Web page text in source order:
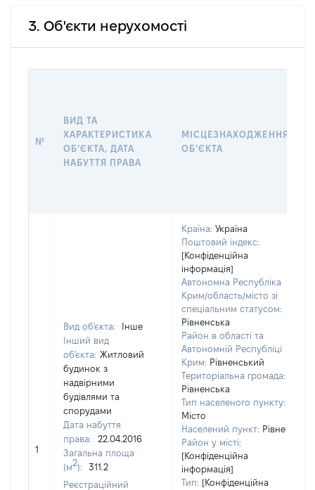
3. Об'єкти нерухомості
№
ВИД ТА
ХАРАКТЕРИСТИКА
ОБʼЄКТА, ДАТА
НАБУТТЯ ПРАВА
МІСЦЕЗНАХОДЖЕННЯ
ОБʼЄКТА
1
Вид об'єкта:
Інше
Інший вид
об'єкта: Житловий
будинок з
надвірними
будівлями та
спорудами
Дата набуття
права:
22.04.2016
Загальна площа
(м2):
311.2
Реєстраційний
Країна: Україна
Поштовий індекс:
[Конфіденційна
інформація]
Автономна Республіка
Крим/область/місто зі
спеціальним статусом:
Рівненська
Район в області та
Автономній Республіці
Крим: Рівненський
Територіальна громада:
Рівненська
Тип населеного пункту:
Місто
Населений пункт: Рівне
Район у місті:
[Конфіденційна
інформація]
Тип: [Конфіденційна